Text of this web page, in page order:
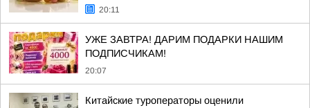
20:11
УЖЕ ЗАВТРА! ДАРИМ ПОДАРКИ НАШИМ
ПОДПИСЧИКАМ!
20:07
Китайские туроператоры оценили